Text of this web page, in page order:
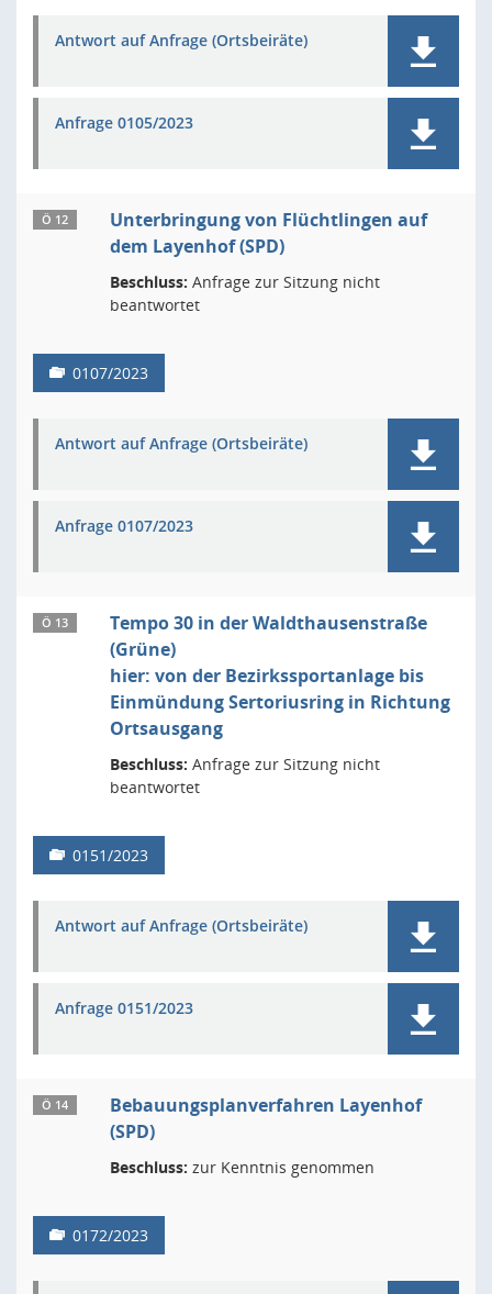
Antwort auf Anfrage (Ortsbeiräte)
Anfrage 0105/2023
Ö 12
Unterbringung von Flüchtlingen auf
dem Layenhof (SPD)
Beschluss: Anfrage zur Sitzung nicht
beantwortet
0107/2023
Antwort auf Anfrage (Ortsbeiräte)
Anfrage 0107/2023
Ö 13
Tempo 30 in der Waldthausenstraße
(Grüne)
hier: von der Bezirkssportanlage bis
Einmündung Sertoriusring in Richtung
Ortsausgang
Beschluss: Anfrage zur Sitzung nicht
beantwortet
0151/2023
Antwort auf Anfrage (Ortsbeiräte)
Anfrage 0151/2023
Ö 14
Bebauungsplanverfahren Layenhof
(SPD)
Beschluss: zur Kenntnis genommen
0172/2023